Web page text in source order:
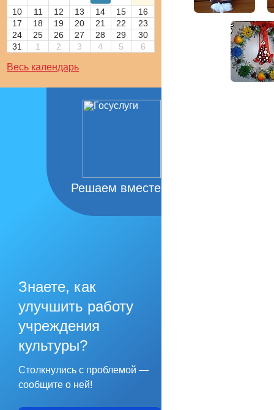
10 11 12 13 14 15
16
17
18 19 20 21 22
23
24
25 26 27 28 29
30
31
1 2 3 4 5 6
Весь календарь
Решаем вместе
Знаете, как
улучшить работу
учреждения
культуры?
Столкнулись с проблемой —
сообщите о ней!